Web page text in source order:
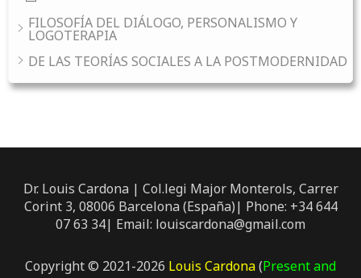
FILOSOFÍA DEL DIÁLOGO, PERSONALISMO Y
LOGOTERAPIA
DE LAS TEORÍAS SOCIALES A LA POSTMODERNIDAD
Dr. Louis Cardona | Col.legi Major Monterols, Carrer
Corint 3, 08006 Barcelona (España)| Phone: +34 644
07 63 34| Email: louiscardona@gmail.com
Copyright © 2021-2026 Louis Cardona(Present and